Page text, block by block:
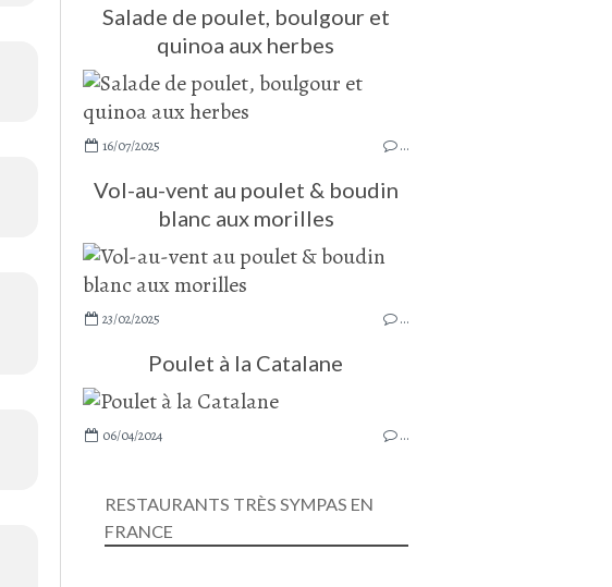
Salade de poulet, boulgour et
quinoa aux herbes
16/07/2025 …
Vol-au-vent au poulet & boudin
blanc aux morilles
23/02/2025 …
Poulet à la Catalane
06/04/2024 …
RESTAURANTS TRÈS SYMPAS EN
FRANCE